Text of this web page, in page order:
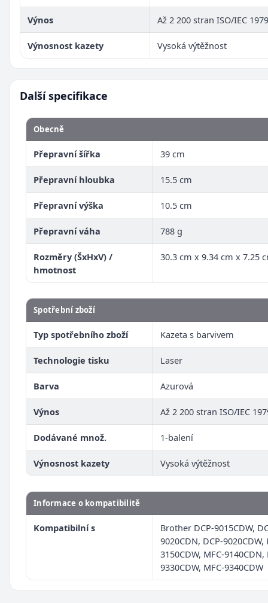
Výnos Až 2 200 stran ISO/IEC
Výnosnost kazety Vysoká výtěžnost
Další specifikace
Obecně
Přepravní šířka 39 cm
Přepravní hloubka 15.5 cm
Přepravní výška 10.5 cm
Přepravní váha 788 g
Rozměry (ŠxHxV) /
hmotnost
30.3 cm x 9.34 cm x 7.25
Spotřební zboží
Typ spotřebního zboží Kazeta s barvivem
Technologie tisku Laser
Barva Azurová
Výnos Až 2 200 stran ISO/IEC
Dodávané množ. 1-balení
Výnosnost kazety Vysoká výtěžnost
Informace o kompatibilitě
Kompatibilní s
Brother DCP-9015CDW,
9020CDN, DCP-9020CDW,
3150CDW, MFC-9140CDN,
9330CDW, MFC-9340CDW